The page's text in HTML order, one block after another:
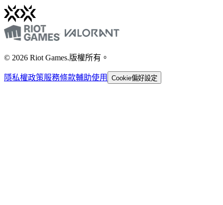
© 2026 Riot Games.版權所有。
隱私權政策服務條款輔助使用 Cookie偏好設定